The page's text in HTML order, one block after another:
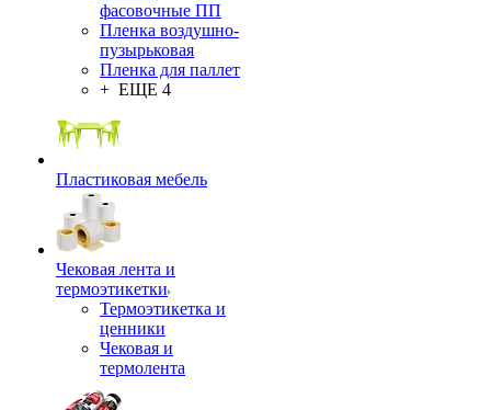
фасовочные ПП
Пленка воздушно-
пузырьковая
Пленка для паллет
+ ЕЩЕ 4
Пластиковая мебель
Чековая лента и
термоэтикетки
Термоэтикетка и
ценники
Чековая и
термолента